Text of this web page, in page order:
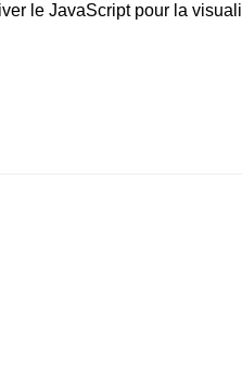
le JavaScript pour la